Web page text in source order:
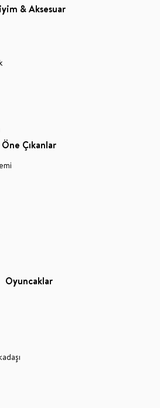
& Aksesuar
Öne Çıkanlar
Oyuncaklar